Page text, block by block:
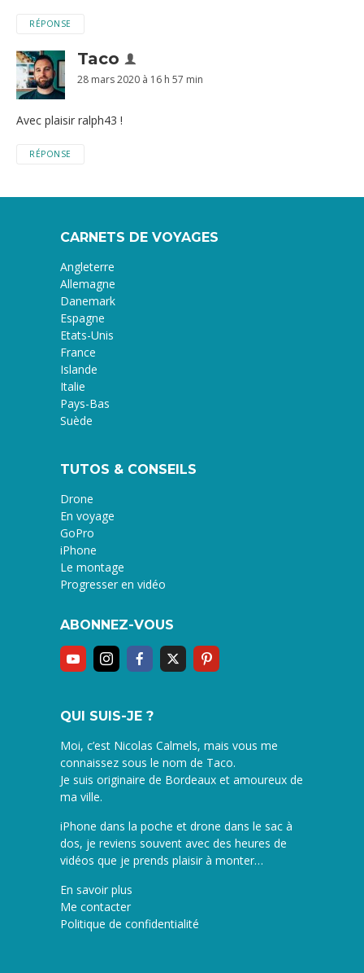
RÉPONSE
Taco
28 mars 2020 à 16 h 57 min
Avec plaisir ralph43 !
RÉPONSE
CARNETS DE VOYAGES
Angleterre
Allemagne
Danemark
Espagne
Etats-Unis
France
Islande
Italie
Pays-Bas
Suède
TUTOS & CONSEILS
Drone
En voyage
GoPro
iPhone
Le montage
Progresser en vidéo
ABONNEZ-VOUS
QUI SUIS-JE ?
Moi, c’est Nicolas Calmels, mais vous me
connaissez sous le nom de Taco.
Je suis originaire de Bordeaux et amoureux de
ma ville.
iPhone dans la poche et drone dans le sac à
dos, je reviens souvent avec des heures de
vidéos que je prends plaisir à monter…
En savoir plus
Me contacter
Politique de confidentialité